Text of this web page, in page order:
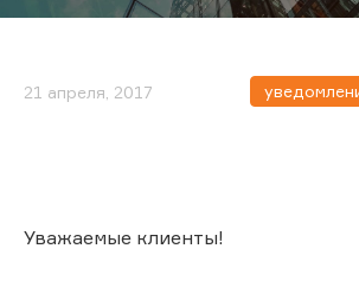
21 апреля, 2017
Уважаемые клиенты!